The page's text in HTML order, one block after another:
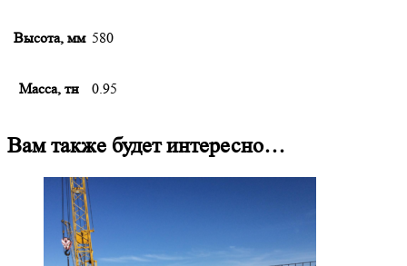
Высота, мм 580
Масса, тн 0.95
Вам также будет интересно…